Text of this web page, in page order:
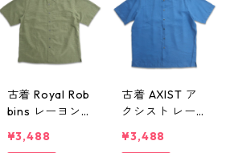
gd410291n w
60728
古着 Royal Rob
bins レーヨン
ックスシャツ
¥3,488
古着 AXIST ア
クシスト レー
ツ ボックスシ
¥3,488